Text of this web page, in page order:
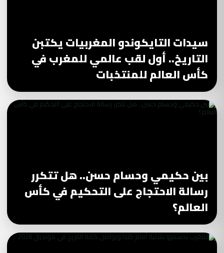
سيدات التايكوندو المغربيات يكتبن
التاريخ.. أول لقب عالمي للمغرب في
كأس العالم للمنتخبات
بين حكيمي وحسام حسن.. هل تتكرر
رسالة الاحتجاج على التحكيم في كأس
العالم؟